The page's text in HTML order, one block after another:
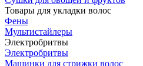
Товары для укладки волос
Фены
Мультистайлеры
Электробритвы
Электробритвы
Машинки для стрижки волос